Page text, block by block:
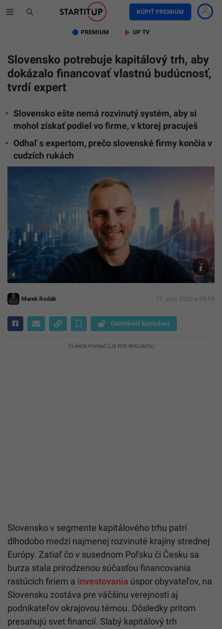
KÚPIŤ PREMIUM
PREMIUM UP TV
Slovensko potrebuje kapitálový trh, aby
dokázalo financovať vlastnú budúcnosť,
tvrdí expert
Slovensko ešte nemá rozvinutý systém, aby si
mohol získať podiel vo firme, v ktorej pracuješ
Odhaľ s expertom, prečo slovenské firmy končia v
cudzích rukách
potrebuje
Archív
Gáfrika
Marek Rodák 15. júna 2026 o 09:59
Odomknúť kamošovi
ČLÁNOK POKRAČUJE POD REKLAMOU
Slovensko v segmente kapitálového trhu patrí
dlhodobo medzi najmenej rozvinuté krajiny strednej
Európy. Zatiaľ čo v susednom Poľsku či Česku sa
burza stala prirodzenou súčasťou financovania
rastúcich firiem a investovania úspor obyvateľov, na
Slovensku zostáva pre väčšinu verejnosti aj
podnikateľov okrajovou témou. Dôsledky pritom
presahujú svet financií. Slabý kapitálový trh